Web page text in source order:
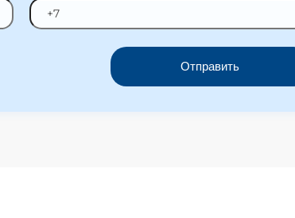
Отправить